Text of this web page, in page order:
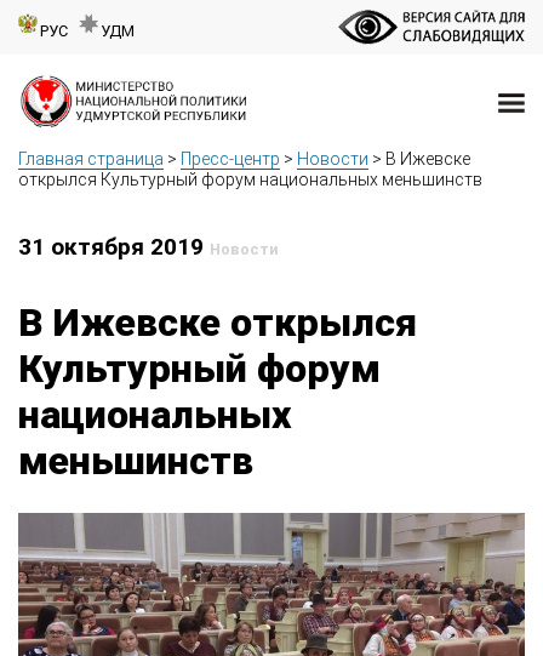
РУС УДМ
Главная страница > Пресс-центр > Новости > В Ижевске
открылся Культурный форум национальных меньшинств
31 октября 2019 Новости
В Ижевске открылся
Культурный форум
национальных
меньшинств